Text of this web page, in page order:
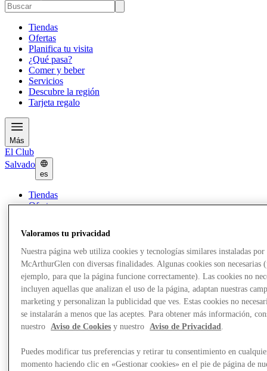
Tiendas
Ofertas
Planifica tu visita
¿Qué pasa?
Comer y beber
Servicios
Descubre la región
Tarjeta regalo
Más
El Club
Salvado
es
Tiendas
Ofertas
Comer y beber
Servicios
Descubre la región
Tarjeta regalo
Más
Valoramos tu privacidad
Nuestra página web utiliza cookies y tecnologías similares instaladas por
McArthurGlen con diversas finalidades. Algunas cookies son necesarias
ejemplo, para que la página funcione correctamente). Las cookies no
incluyen aquellas que analizan el uso de la página, adaptan nuestras
marketing y personalizan la publicidad que ves. Estas cookies no
se instalarán a menos que las aceptes. Para obtener más información,
nuestro
Aviso de Cookies y nuestro Aviso de Privacidad
Puedes modificar tus preferencias y retirar tu consentimiento en
momento haciendo clic en «Gestionar cookies» en el pie de página de